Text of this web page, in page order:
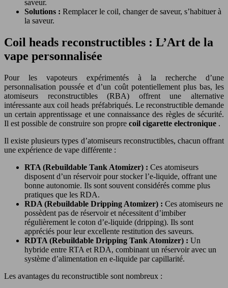
saveur.
Solutions : Remplacer le coil, changer de saveur, s’habituer à
la saveur.
Coil heads reconstructibles : L’Art de la
vape personnalisée
Pour les vapoteurs expérimentés à la recherche d’une
personnalisation poussée et d’un coût potentiellement plus bas, les
atomiseurs reconstructibles (RBA) offrent une alternative
intéressante aux coil heads préfabriqués. Le reconstructible demande
un certain apprentissage et une connaissance des règles de sécurité.
Il est possible de construire son propre coil cigarette electronique .
Il existe plusieurs types d’atomiseurs reconstructibles, chacun offrant
une expérience de vape différente :
RTA (Rebuildable Tank Atomizer) : Ces atomiseurs
disposent d’un réservoir pour stocker l’e-liquide, offrant une
bonne autonomie. Ils sont souvent considérés comme plus
pratiques que les RDA.
RDA (Rebuildable Dripping Atomizer) : Ces atomiseurs ne
possèdent pas de réservoir et nécessitent d’imbiber
régulièrement le coton d’e-liquide (dripping). Ils sont
appréciés pour leur excellente restitution des saveurs.
RDTA (Rebuildable Dripping Tank Atomizer) : Un
hybride entre RTA et RDA, combinant un réservoir avec un
système d’alimentation en e-liquide par capillarité.
Les avantages du reconstructible sont nombreux :